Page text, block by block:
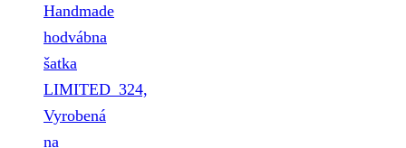
Handmade
hodvábna
šatka
LIMITED_324,
Vyrobená
na